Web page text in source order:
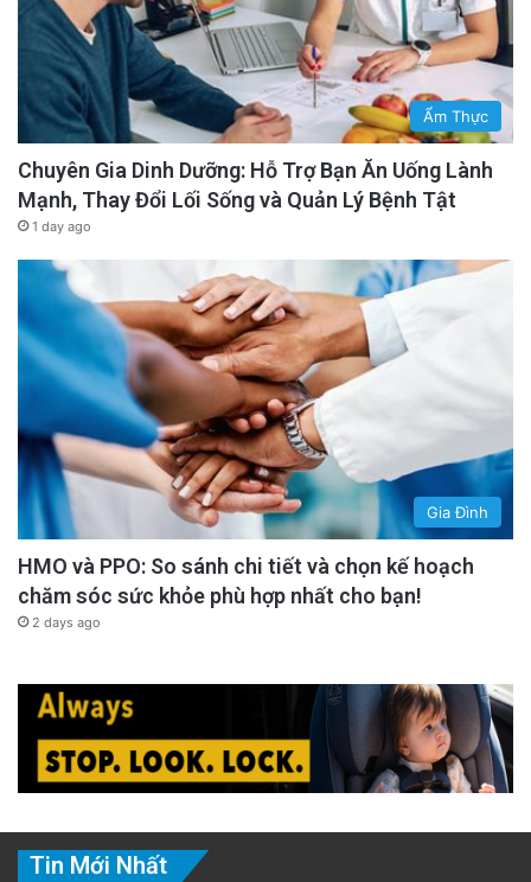
Ẩm Thực
Chuyên Gia Dinh Dưỡng: Hỗ Trợ Bạn Ăn Uống Lành
Mạnh, Thay Đổi Lối Sống và Quản Lý Bệnh Tật
1 day ago
Gia Đình
HMO và PPO: So sánh chi tiết và chọn kế hoạch
chăm sóc sức khỏe phù hợp nhất cho bạn!
2 days ago
Tin Mới Nhất